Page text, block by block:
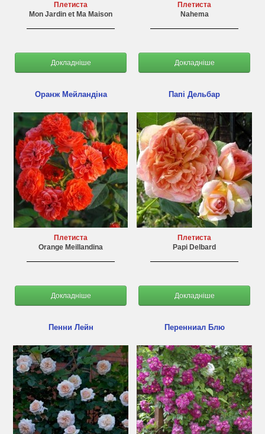
Плетиста
Mon Jardin et Ma Maison
Докладніше
Плетиста
Nahema
Докладніше
Оранж Мейландіна
Плетиста
Orange Meillandina
Докладніше
Папі Дельбар
Плетиста
Papi Delbard
Докладніше
Пенни Лейн Перенниал Блю